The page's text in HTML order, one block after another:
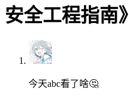
安全工程指南》
今天abc看了啥🤔